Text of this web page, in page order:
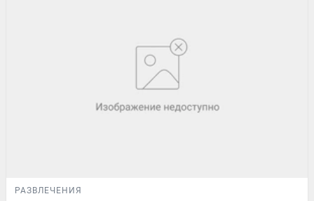
РАЗВЛЕЧЕНИЯ